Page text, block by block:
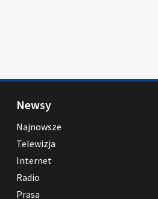
Newsy
Najnowsze
Telewizja
Internet
Radio
Prasa